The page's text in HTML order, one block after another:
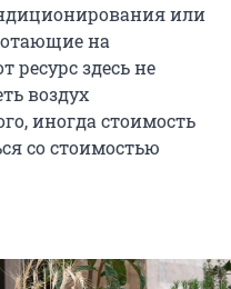
или
на
ресурс здесь не
воздух
иногда стоимость
со стоимостью